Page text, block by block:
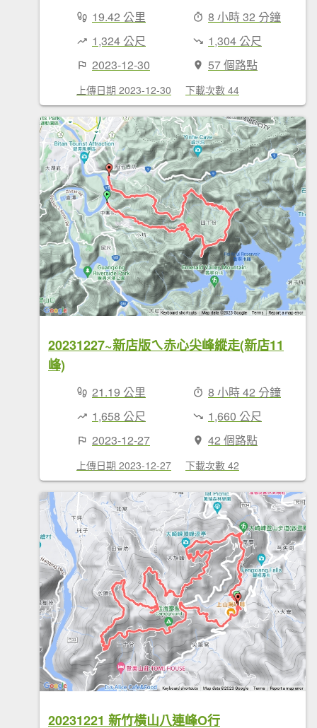
19.42 公里
8 小時 32 分鐘
1,324 公尺
1,304 公尺
2023-12-30
57 個路點
上傳日期 2023-12-30 下載次數 44
20231227~新店版ㄟ赤心尖峰縱走(新店11
峰)
21.19 公里
8 小時 42 分鐘
1,658 公尺
1,660 公尺
2023-12-27
42 個路點
上傳日期 2023-12-27 下載次數 42
20231221 新竹橫山八連峰O行